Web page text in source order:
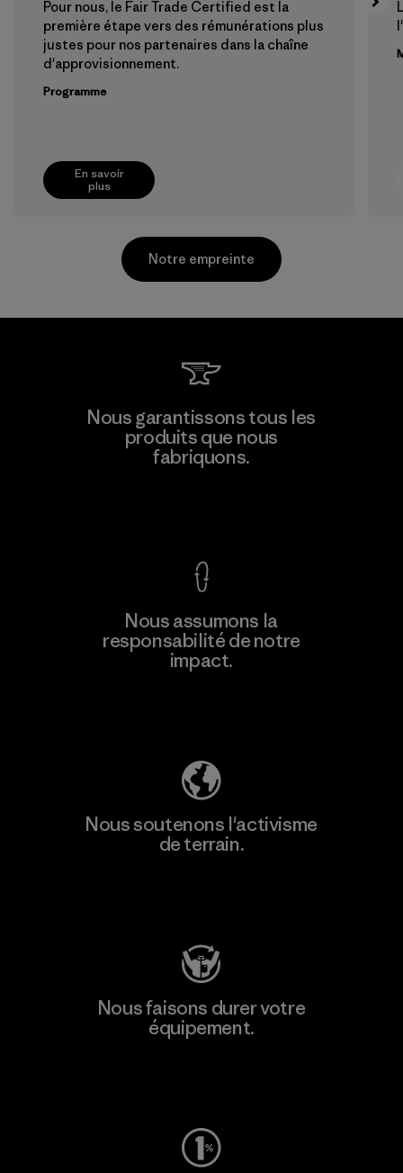
En savoir
plus
Pour nous, le Fair Trade Certified est la
première étape vers des rémunérations plus
justes pour nos partenaires dans la chaîne
d'approvisionnement.
Programme
plus
Ceylon Knit Trend (Pvt) Ltd. -
Eheliyagoda
Notre empreinte
Nous garantissons tous les
produits que nous
fabriquons.
Nous assumons la
responsabilité de notre
impact.
Nous soutenons l'activisme
de terrain.
Nous faisons durer votre
équipement.